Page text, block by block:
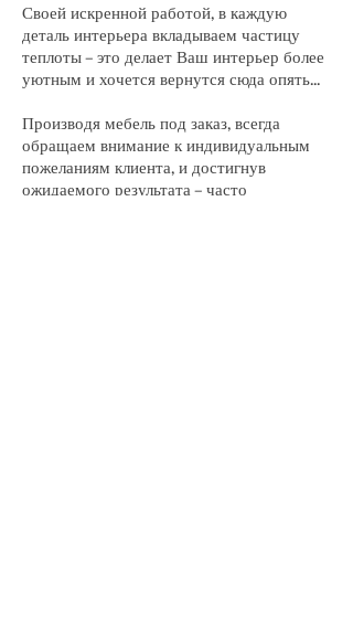
Своей искренной работой, в каждую
деталь интерьера вкладываем частицу
теплоты – это делает Ваш интерьер более
уютным и хочется вернутся сюда опять...
Производя мебель под заказ, всегда
обращаем внимание к индивидуальным
пожеланиям клиента, и достигнув
ожидаемого результата – часто